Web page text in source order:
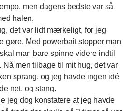
men dagens bedste var så
halen.
det var lidt mærkeligt, for jeg
gøre. Med powerbait stopper man
man bare spinne videre indtil
men tilbage til mit hug, det var
sprang, og jeg havde ingen idé
net, og stang.
jeg dog konstatere at jeg havde